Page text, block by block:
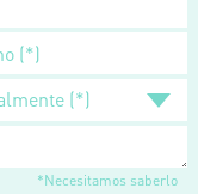
*Necesitamos saberlo